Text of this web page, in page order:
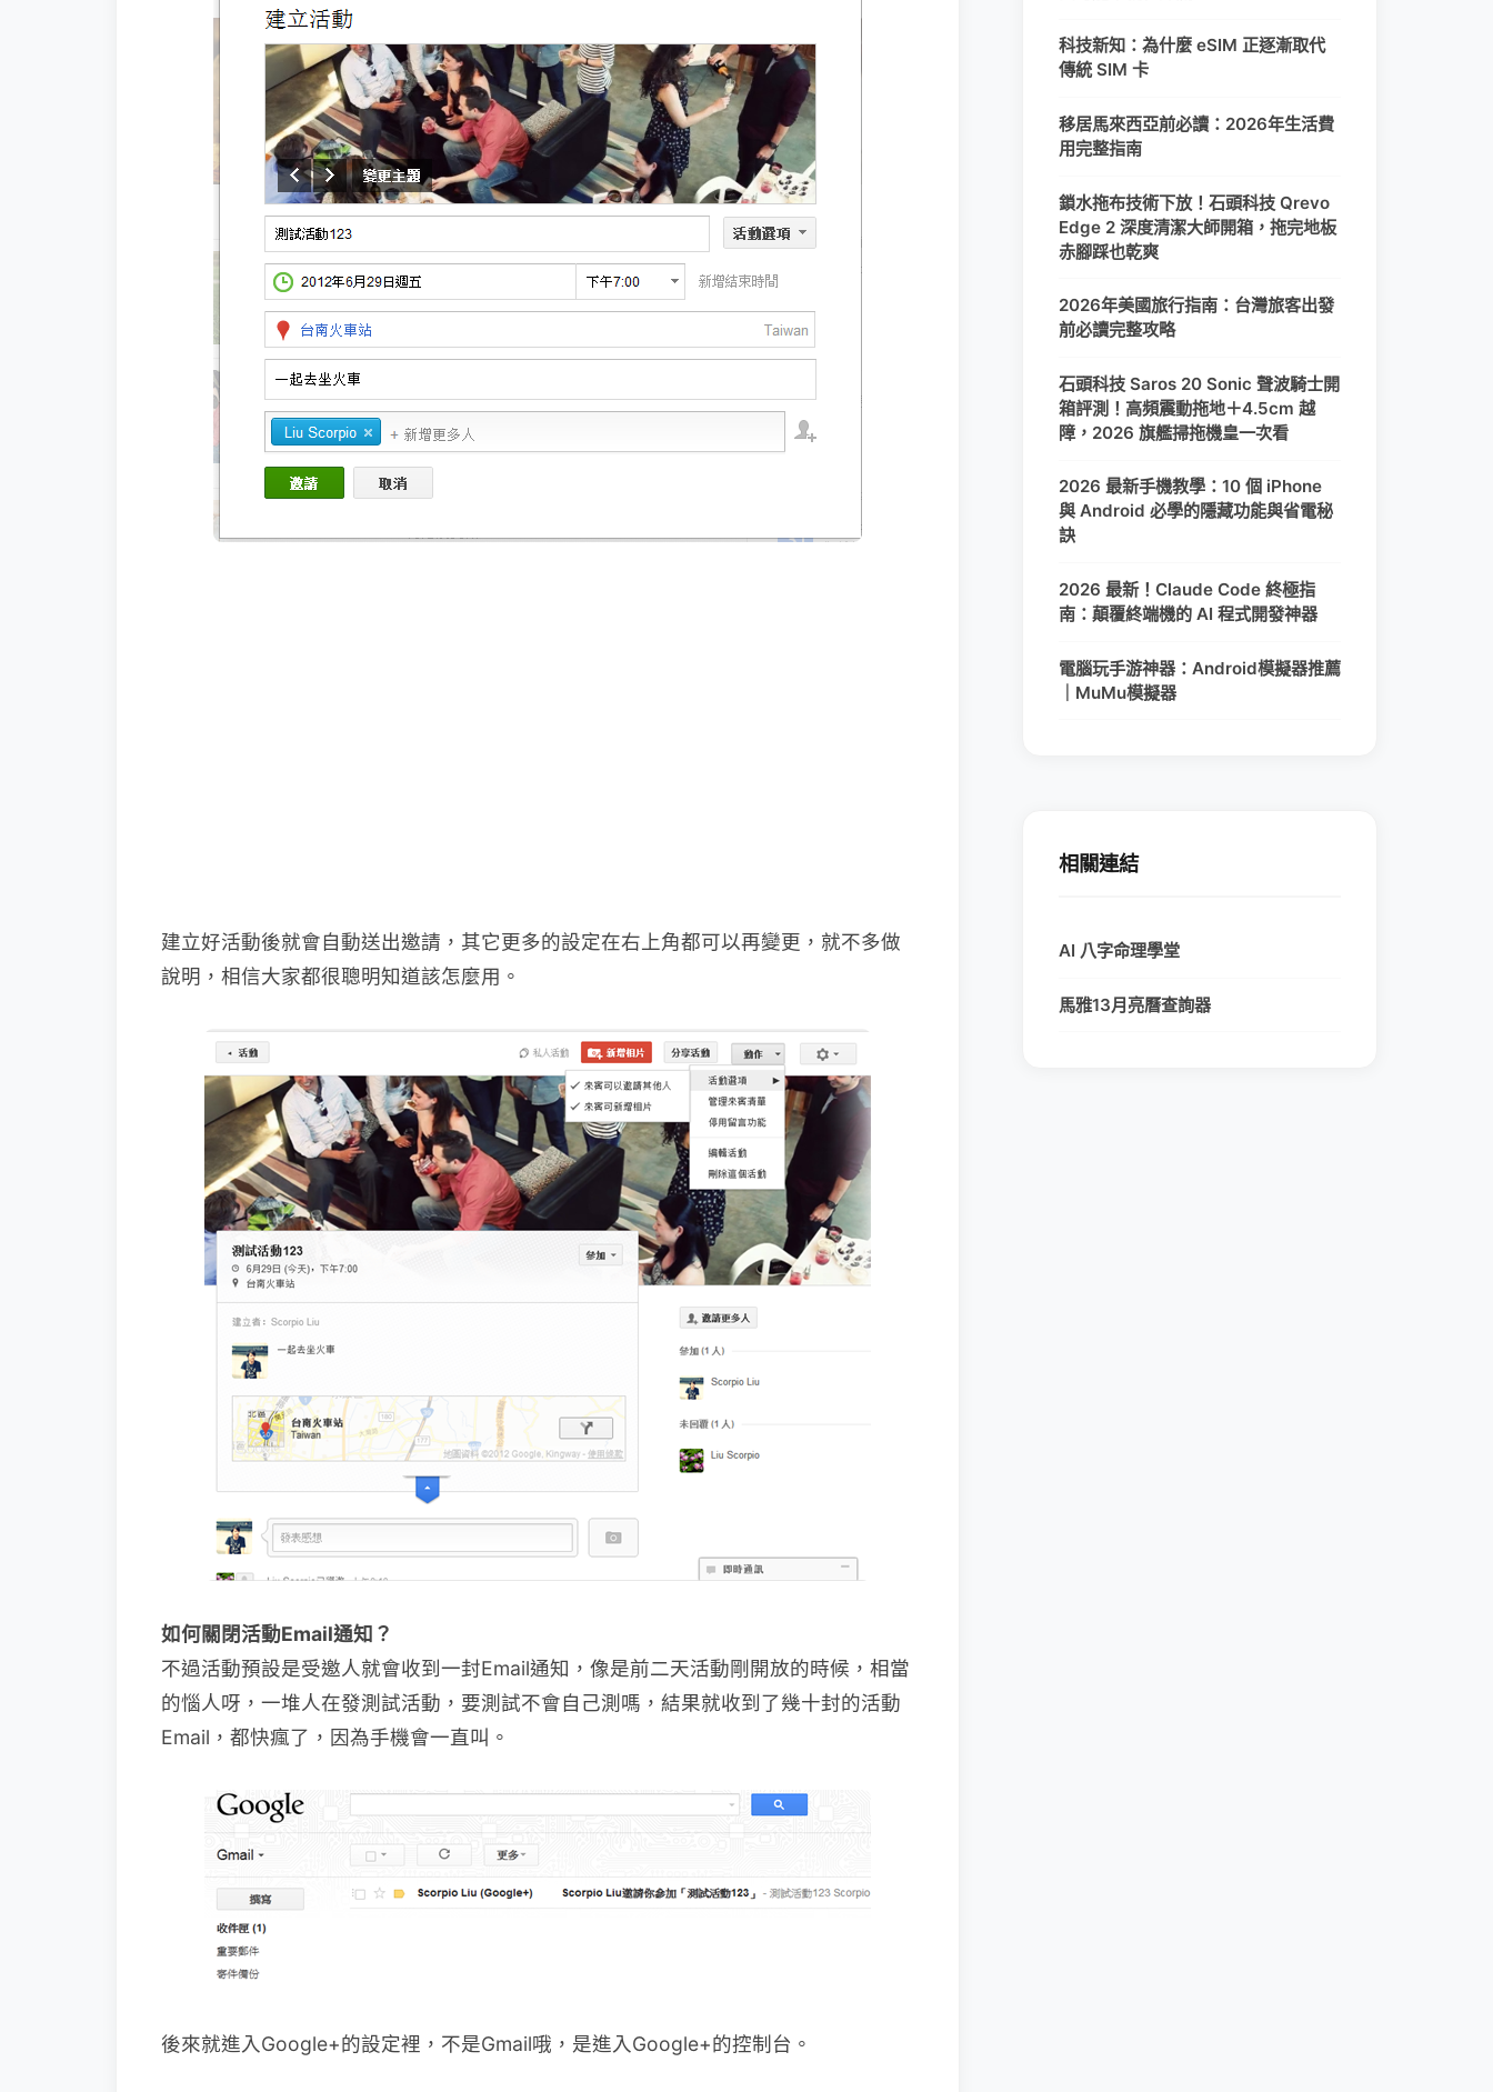
建立好活動後就會自動送出邀請，其它更多的設定在右上角都可以再變更，就不多做
說明，相信大家都很聰明知道該怎麼用。
如何關閉活動Email通知？
不過活動預設是受邀人就會收到一封Email通知，像是前二天活動剛開放的時候，相當
的惱人呀，一堆人在發測試活動，要測試不會自己測嗎，結果就收到了幾十封的活動
Email，都快瘋了，因為手機會一直叫。
後來就進入Google+的設定裡，不是Gmail哦，是進入Google+的控制台。
科技新知：為什麼 eSIM 正逐漸取代
傳統 SIM 卡
移居馬來西亞前必讀：2026年生活費
用完整指南
鎖水拖布技術下放！石頭科技 Qrevo
Edge 2 深度清潔大師開箱，拖完地板
赤腳踩也乾爽
2026年美國旅行指南：台灣旅客出發
前必讀完整攻略
石頭科技 Saros 20 Sonic 聲波騎士開
箱評測！高頻震動拖地＋4.5cm 越
障，2026 旗艦掃拖機皇一次看
2026 最新手機教學：10 個 iPhone
與 Android 必學的隱藏功能與省電秘
訣
2026 最新！Claude Code 終極指
南：顛覆終端機的 AI 程式開發神器
電腦玩手游神器：Android模擬器推薦
｜MuMu模擬器
相關連結
AI 八字命理學堂
馬雅13月亮曆查詢器